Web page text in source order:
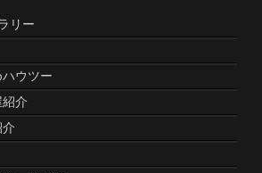
機体をつくろう！MG RX-78-
Ver.Ka ミキシング改修編